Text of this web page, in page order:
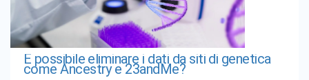
È possibile eliminare i dati da siti di genetica
come Ancestry e 23andMe?